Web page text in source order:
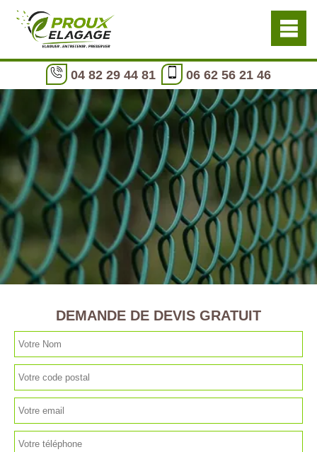
04 82 29 44 81 06 62 56 21 46
DEMANDE DE DEVIS GRATUIT